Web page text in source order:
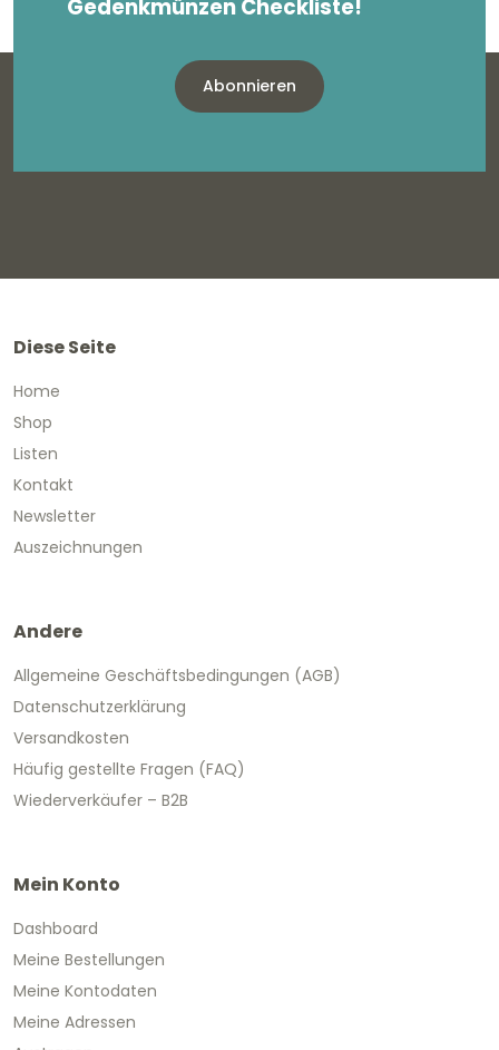
Gedenkmünzen Checkliste!
Abonnieren
Diese Seite
Home
Shop
Listen
Kontakt
Newsletter
Auszeichnungen
Andere
Allgemeine Geschäftsbedingungen (AGB)
Datenschutzerklärung
Versandkosten
Häufig gestellte Fragen (FAQ)
Wiederverkäufer – B2B
Mein Konto
Dashboard
Meine Bestellungen
Meine Kontodaten
Meine Adressen